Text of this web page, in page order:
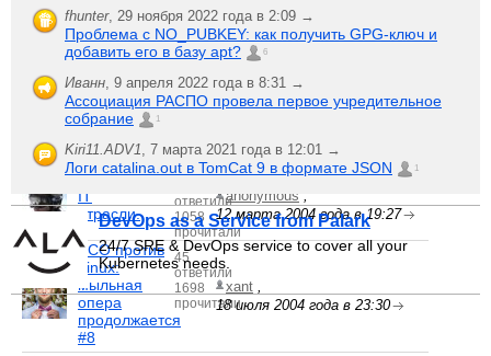
новую тему
Про
мегафлопы
2
ответили
1001
прочитал
Genie,
есть
работа
1429
прочитали
1 мая 2004 года в 15:08
Лидеры
IT
отрасли.
ответили
1058
прочитали
anonymous ,
12 марта 2004 года в 19:27
SCO против
Linux:
мыльная
опера
продолжается
#8
45
ответили
1698
прочитали
xant ,
18 июля 2004 года в 23:30
fhunter, 29 ноября 2022 года в 2:09 →
Проблема с NO_PUBKEY: как получить GPG-ключ и
добавить его в базу apt?
6
Иванн, 9 апреля 2022 года в 8:31 →
Ассоциация РАСПО провела первое учредительное
собрание
1
Kiri11.ADV1, 7 марта 2021 года в 12:01 →
Логи catalina.out в TomCat 9 в формате JSON 1
DevOps as a Service from Palark
24/7 SRE & DevOps service to cover all your
Kubernetes needs.